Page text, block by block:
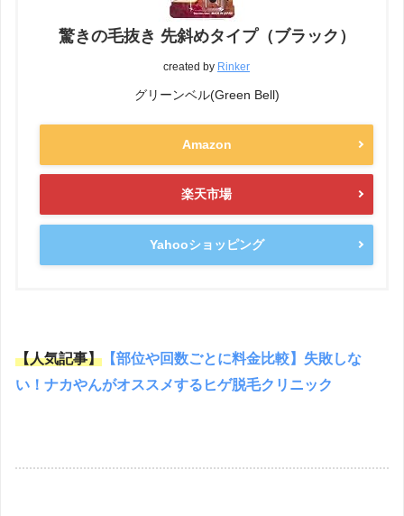
驚きの毛抜き 先斜めタイプ（ブラック）
created by Rinker
グリーンベル(Green Bell)
Amazon
楽天市場
Yahooショッピング
【人気記事】 【部位や回数ごとに料金比較】失敗しな
い！ナカやんがオススメするヒゲ脱毛クリニック